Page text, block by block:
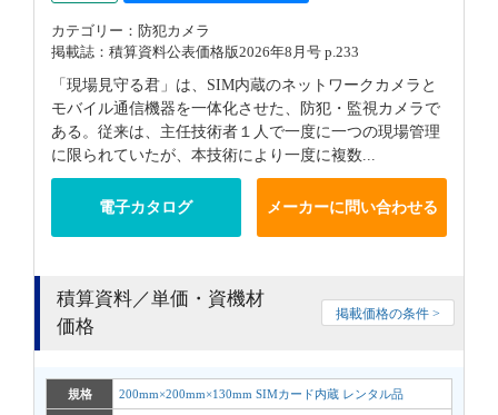
カテゴリー：防犯カメラ
掲載誌：積算資料公表価格版2026年8月号 p.233
「現場見守る君」は、SIM内蔵のネットワークカメラと
モバイル通信機器を一体化させた、防犯・監視カメラで
ある。従来は、主任技術者１人で一度に一つの現場管理
に限られていたが、本技術により一度に複数...
電子カタログ メーカーに問い合わせる
積算資料／単価・資機材
価格
掲載価格の条件 >
規格 200mm×200mm×130mm SIMカード内蔵 レンタル品